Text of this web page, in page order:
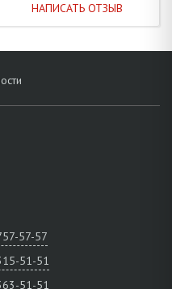
НАПИСАТЬ ОТЗЫВ
57-57
51-51
51-51